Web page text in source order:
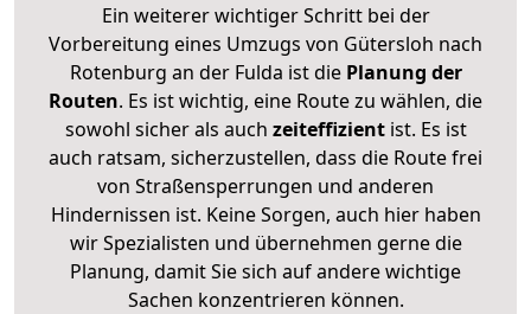
Ein weiterer wichtiger Schritt bei der
Vorbereitung eines Umzugs von Gütersloh nach
Rotenburg an der Fulda ist diePlanung der
Routen. Es ist wichtig, eine Route zu wählen, die
sowohl sicher als auch zeiteffizientist. Es ist
auch ratsam, sicherzustellen, dass die Route frei
von Straßensperrungen und anderen
Hindernissen ist. Keine Sorgen, auch hier haben
wir Spezialisten und übernehmen gerne die
Planung, damit Sie sich auf andere wichtige
Sachen konzentrieren können.